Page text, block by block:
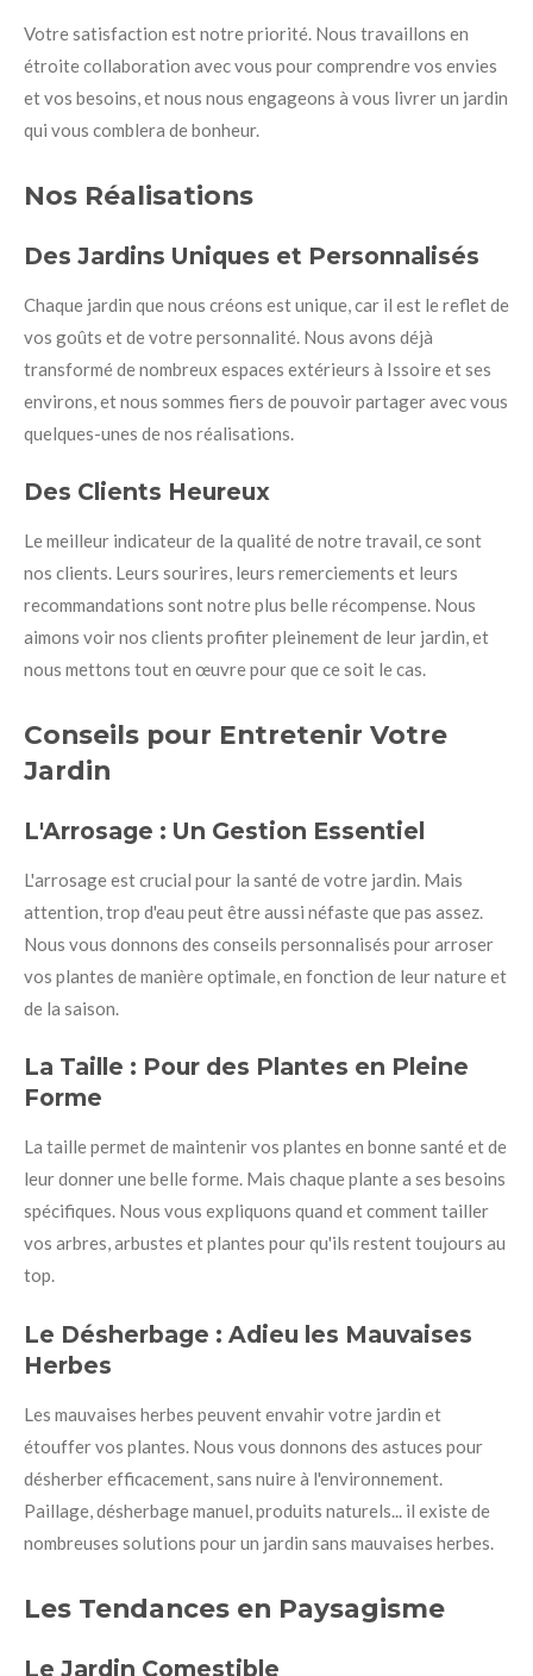
Votre satisfaction est notre priorité. Nous travaillons en
étroite collaboration avec vous pour comprendre vos envies
et vos besoins, et nous nous engageons à vous livrer un jardin
qui vous comblera de bonheur.
Nos Réalisations
Des Jardins Uniques et Personnalisés
Chaque jardin que nous créons est unique, car il est le reflet de
vos goûts et de votre personnalité. Nous avons déjà
transformé de nombreux espaces extérieurs à Issoire et ses
environs, et nous sommes fiers de pouvoir partager avec vous
quelques-unes de nos réalisations.
Des Clients Heureux
Le meilleur indicateur de la qualité de notre travail, ce sont
nos clients. Leurs sourires, leurs remerciements et leurs
recommandations sont notre plus belle récompense. Nous
aimons voir nos clients profiter pleinement de leur jardin, et
nous mettons tout en œuvre pour que ce soit le cas.
Conseils pour Entretenir Votre
Jardin
L'Arrosage : Un Gestion Essentiel
L'arrosage est crucial pour la santé de votre jardin. Mais
attention, trop d'eau peut être aussi néfaste que pas assez.
Nous vous donnons des conseils personnalisés pour arroser
vos plantes de manière optimale, en fonction de leur nature et
de la saison.
La Taille : Pour des Plantes en Pleine
Forme
La taille permet de maintenir vos plantes en bonne santé et de
leur donner une belle forme. Mais chaque plante a ses besoins
spécifiques. Nous vous expliquons quand et comment tailler
vos arbres, arbustes et plantes pour qu'ils restent toujours au
top.
Le Désherbage : Adieu les Mauvaises
Herbes
Les mauvaises herbes peuvent envahir votre jardin et
étouffer vos plantes. Nous vous donnons des astuces pour
désherber efficacement, sans nuire à l'environnement.
Paillage, désherbage manuel, produits naturels... il existe de
nombreuses solutions pour un jardin sans mauvaises herbes.
Les Tendances en Paysagisme
Le Jardin Comestible